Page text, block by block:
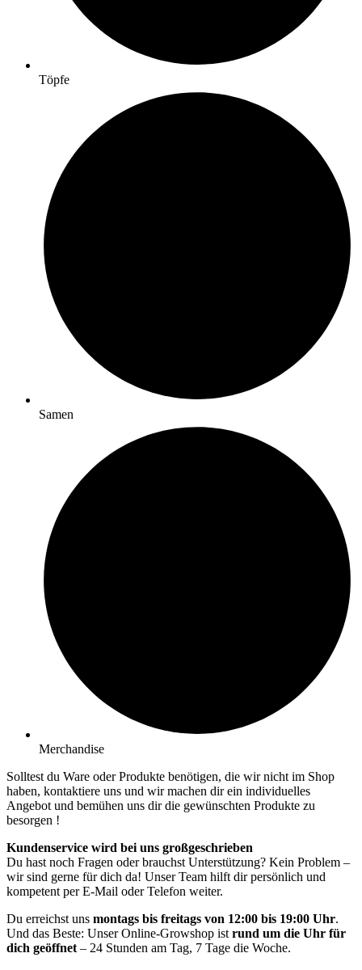
Töpfe
Samen
Merchandise
Solltest du Ware oder Produkte benötigen, die wir nicht im Shop
haben, kontaktiere uns und wir machen dir ein individuelles
Angebot und bemühen uns dir die gewünschten Produkte zu
besorgen !
Kundenservice wird bei uns großgeschrieben
Du hast noch Fragen oder brauchst Unterstützung? Kein Problem –
wir sind gerne für dich da! Unser Team hilft dir persönlich und
kompetent per E-Mail oder Telefon weiter.
Du erreichst uns montags bis freitags von 12:00 bis 19:00 Uhr.
Und das Beste: Unser Online-Growshop ist rund um die Uhr für
dich geöffnet – 24 Stunden am Tag, 7 Tage die Woche.